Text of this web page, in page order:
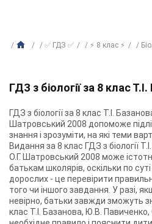
✅ ГДЗ ✅ ⚡ 8 клас ⚡
ГДЗ з біології за 8 клас
ГДЗ з біології за 8 клас Т.І.
Шатровський 2008 допоможе
знання і зрозуміти, на які теми
Видання за 8 клас ГДЗ з біології
О.Г. Шатровський 2008 може
батькам школярів, оскільки по
дорослих - це перевірити
того чи іншого завдання. У разі,
невірно, батьки завжди зможуть
клас Т.І. Базанова, Ю.В.